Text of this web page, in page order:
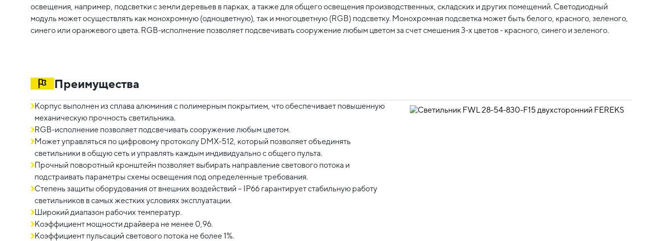
освещения, например, подсветки с земли деревьев в парках, а также для общего освещения производственных, складских и других помещений. Светодиодный
модуль может осуществлять как монохромную (одноцветную), так и многоцветную (RGB) подсветку. Монохромная подсветка может быть белого, красного, зеленого,
синего или оранжевого цвета. RGB-исполнение позволяет подсвечивать сооружение любым цветом за счет смешения 3-х цветов - красного, синего и зеленого.
Преимущества
Корпус выполнен из сплава алюминия с полимерным покрытием, что обеспечивает повышенную
механическую прочность светильника.
RGB-исполнение позволяет подсвечивать сооружение любым цветом.
Может управляться по цифровому протоколу DMX-512, который позволяет объединять
светильники в общую сеть и управлять каждым индивидуально с общего пульта.
Прочный поворотный кронштейн позволяет выбирать направление светового потока и
подстраивать параметры схемы освещения под определенные требования.
Степень защиты оборудования от внешних воздействий – IP66 гарантирует стабильную работу
светильников в самых жестких условиях эксплуатации.
Широкий диапазон рабочих температур.
Коэффициент мощности драйвера не менее 0,96.
Коэффициент пульсаций светового потока не более 1%.